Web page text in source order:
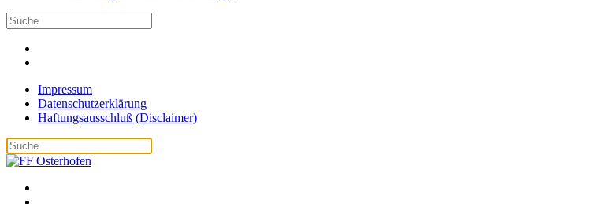
Impressum
Datenschutzerklärung
Haftungsausschluß (Disclaimer)